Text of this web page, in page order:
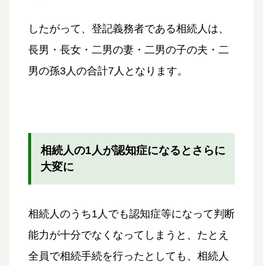
したがって、登記義務者である相続人は、
長男・長女・二男の妻・二男の子の夫・二
男の孫3人の合計7人となります。
相続人の1人が認知症になるとさらに
大変に
相続人のうち1人でも認知症等になって判断
能力が十分でなくなってしまうと、たとえ
全員で相続手続を行ったとしても、相続人